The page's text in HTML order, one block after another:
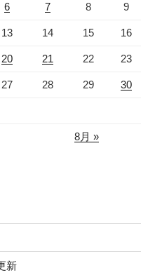
6 7 8 9
13 14 15 16
20 21 22 23
27 28 29 30
8月 »
新